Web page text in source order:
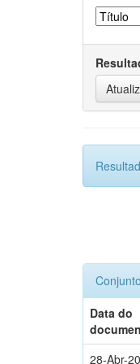
Data do
28-Abr-